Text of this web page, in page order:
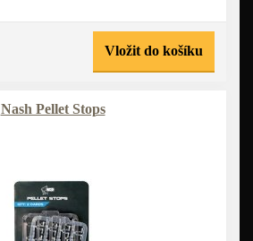
Vložit do košíku
Nash Pellet Stops